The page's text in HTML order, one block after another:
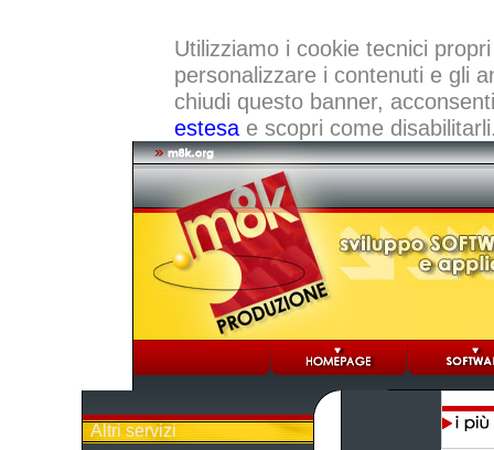
Utilizziamo i cookie tecnici
personalizzare i contenuti e gli
chiudi questo banner,
estesae scopri come
Altri servizi